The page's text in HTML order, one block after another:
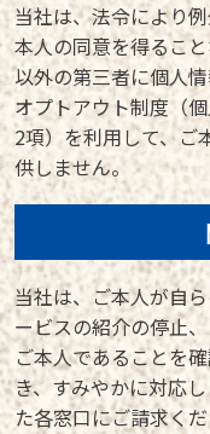
当社は、法令により
本人の同意を得るこ
以外の第三者に個人
オプトアウト制度（
2項）を利用して、ご
供しません。
当社は、ご本人が自
ービスの紹介の停止
ご本人であることを
き、すみやかに対応
た各窓口にご請求く